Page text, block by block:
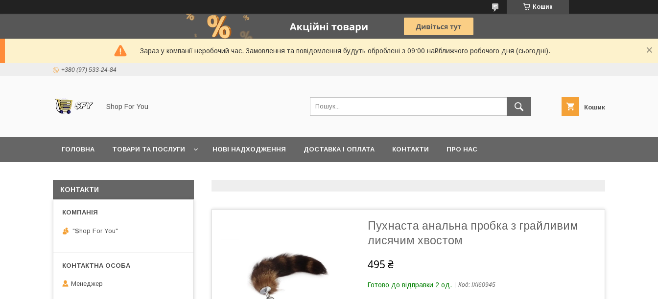
Кошик
Зараз у компанії неробочий час. Замовлення та повідомлення будуть оброблені з 09:00 найближчого робочого дня (сьогодні).
+380 (97) 533-24-84
Shop For You Кошик
ГОЛОВНА ТОВАРИ ТА ПОСЛУГИ НОВІ НАДХОДЖЕННЯ ДОСТАВКА І ОПЛАТА КОНТАКТИ ПРО НАС
Пухнаста анальна пробка з грайливим
лисячим хвостом
495 ₴
Готово до відправки 2 од. Код: IXI60945
КОНТАКТИ
"$hop For You"
Менеджер